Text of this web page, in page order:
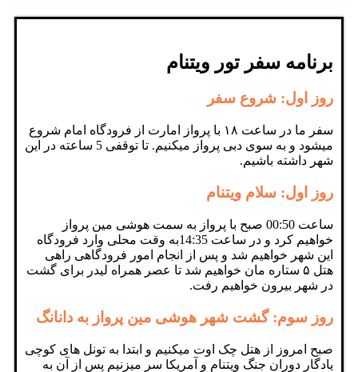
برنامه سفر تور ویتنام
روز اول: شروع سفر
سفر ما در ساعت ۱۸ با پرواز امارت از فرودگاه امام شروع
میشود و به سوی دبی پرواز میکنیم. تا توقفی 5 ساعته در این
شهر داشته باشیم.
روز اول: سلام ویتنام
ساعت 00:50 صبح با پرواز به سمت هوشی مین پرواز
خواهیم کرد و در ساعت 14:35به وقت محلی وارد فرودگاه
این شهر خواهیم شد و پس از انجام امور فرودگاهی راهی
هتل ۵ ستاره مان خواهیم شد تا عصر همراه لیدر برای گشت
در شهر بیرون خواهیم رفت.
روز سوم: گشت شهر هوشی مین پرواز به دانانگ
صبح امروز از هتل چک اوت میکنیم و ابتدا به تونل های کوچی
یادگار دوران جنگ ویتنام و آمریکا سر میزنیم پس از آن به